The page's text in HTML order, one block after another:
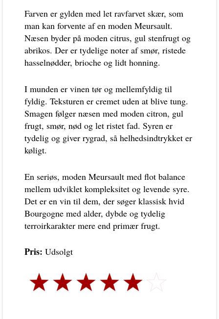
Farven er gylden med let ravfarvet skær, som
man kan forvente af en moden Meursault.
Næsen byder på moden citrus, gul stenfrugt og
abrikos. Der er tydelige noter af smør, ristede
hasselnødder, brioche og lidt honning.
I munden er vinen tør og mellemfyldig til
fyldig. Teksturen er cremet uden at blive tung.
Smagen følger næsen med moden citron, gul
frugt, smør, nød og let ristet fad. Syren er
tydelig og giver rygrad, så helhedsindtrykket er
køligt.
En seriøs, moden Meursault med flot balance
mellem udviklet kompleksitet og levende syre.
Det er en vin til dem, der søger klassisk hvid
Bourgogne med alder, dybde og tydelig
terroirkarakter mere end primær frugt.
Pris: Udsolgt